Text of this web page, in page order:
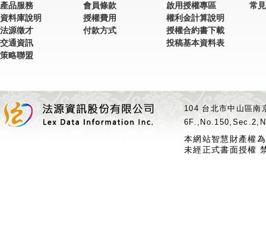
產品服務
資料庫說明
法源徵才
交通資訊
策略聯盟
會員條款
授權費用
付款方式
啟用授權專區
權利金計算說明
授權合約書下載
投稿基本資料表
常
104 台北市中山區
本網站智慧財產權
未經正式書面授權